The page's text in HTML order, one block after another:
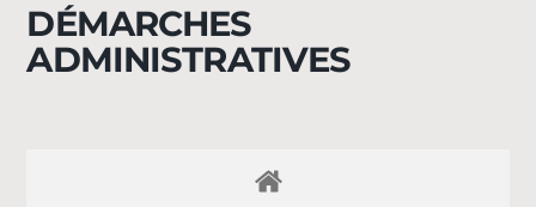
DÉMARCHES
ADMINISTRATIVES